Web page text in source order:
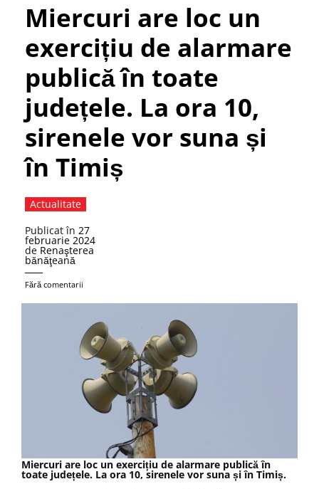
Miercuri are loc un
exercițiu de alarmare
publică în toate
județele. La ora 10,
sirenele vor suna și
în Timiș
Actualitate
Publicat în 27
februarie 2024
de Renaşterea
bănăţeană
Fără comentarii
Miercuri are loc un exercițiu de alarmare publică în
toate județele. La ora 10, sirenele vor suna și în Timiș.